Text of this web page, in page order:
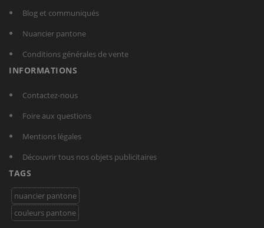
Blog et communiqués
Nuancier pantone
Conditions générales de vente
INFORMATIONS
Contactez-nous
Foire aux questions
Mentions légales
Découvrir tous nos objets publicitaires
TAGS
nuancier pantone
couleurs pantone